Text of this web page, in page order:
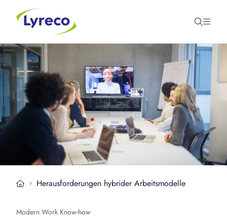
Herausforderungen hybrider Arbeitsmodelle
Modern Work Know-how